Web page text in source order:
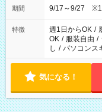
安全面に配慮し
期間 9/17～9/27
特徴 週1日からOK /
OK / 服装自由 /
し / パソコンス
気になる！